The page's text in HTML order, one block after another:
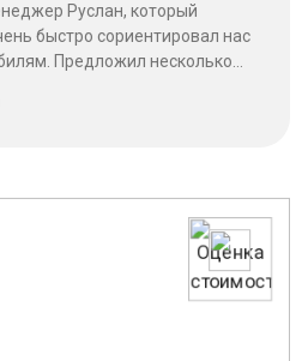
Руслан, который
быстро сориентировал нас
Предложил несколько
сюда! Качество работы на